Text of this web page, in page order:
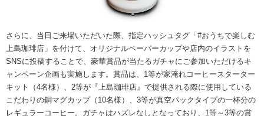
さらに、当日ご来場いただいた際、指定ハッシュタグ「#おうちで楽しむ
上島珈琲店」を付けて、オリジナルペーパーカップや店内のイラストを
SNSに投稿することで、豪華賞品が当たるガチャにご参加いただけるキ
ャンペーン企画も実施します。賞品は、1等が家淹れコーヒースターター
キット（4名様）、2等が『上島珈琲店』で提供される際に使用している
こだわりの銅マグカップ（10名様）、3等が真空パックタイプの一杯分の
レギュラーコーヒー。ガチャはハズレなしとなっており、1等～3等の賞